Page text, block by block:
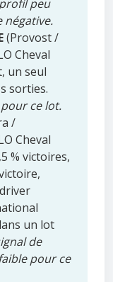
peu
négative.
(Provost /
Cheval
un seul
sorties.
ce lot.
/
Cheval
% victoires,
un lot
de
pour ce